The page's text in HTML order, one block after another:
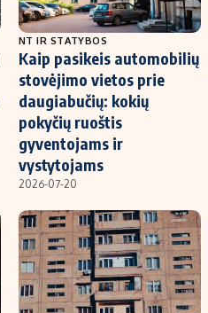
NT IR STATYBOS
Kaip pasikeis automobilių
stovėjimo vietos prie
daugiabučių: kokių
pokyčių ruoštis
gyventojams ir
vystytojams
2026-07-20